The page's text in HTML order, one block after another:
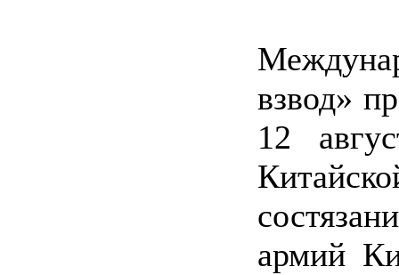
взвод»
12
армий